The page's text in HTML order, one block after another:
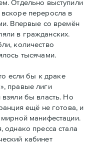
Отдельно выступили
переросла в
Впервые со времён
в гражданских.
количество
тысячами.
если бы к драке
правые лиги
бы власть. Но
ещё не готова, и
манифестации.
однако пресса стала
кабинет